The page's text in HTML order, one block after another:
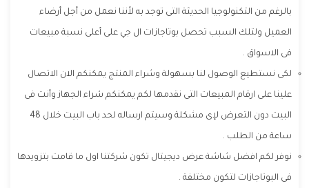
بالرغم من التكنولوجيا الحديثة التى توجد به لأننا نعمل من أجل أرضاء
العميل ولتلك السبب تحصل بوتاجازات ال جي على أعلى نسبة مبيعات
فى الاسواق .
لكى نستطيع الوصول لنا بسهولة وشراء المنتج يمكنكم الان الاتصال
علينا على ارقام المبيعات التى نقدمها لكم يمكنكم شراء الجهاز وأنت فى
البيت دون التعرض لإى مشكلة وسيتم ارساله لحد باب البيت خلال 48
ساعة من الطلب .
نوفر لكم افضل شاشة عرض ديجيتال تكون شركتنا اول ما قامت بتزويدها
فى البوتاجازات لتكون مختلفة .